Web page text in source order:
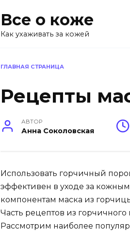
Все о коже
Как ухаживать за кожей
ГЛАВНАЯ СТРАНИЦА
Рецепты
АВТОР
Анна Соколовская
Использовать горчичный
эффективен в уходе за
компонентам маска из
Часть рецептов из
Рассмотрим наиболее